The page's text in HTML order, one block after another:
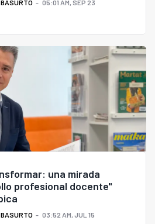
05:01 AM, SEP 23
una mirada
profesional docente"
03:52 AM, JUL 15